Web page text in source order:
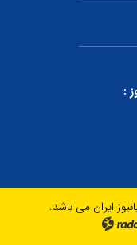
:
ایران می باشد.